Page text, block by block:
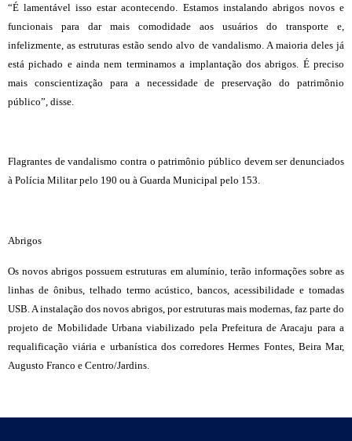
“É lamentável isso estar acontecendo. Estamos instalando abrigos novos e
funcionais para dar mais comodidade aos usuários do transporte e,
infelizmente, as estruturas estão sendo alvo de vandalismo. A maioria deles já
está pichado e ainda nem terminamos a implantação dos abrigos. É preciso
mais conscientização para a necessidade de preservação do patrimônio
público”, disse.
Flagrantes de vandalismo contra o patrimônio público devem ser denunciados
à Polícia Militar pelo 190 ou à Guarda Municipal pelo 153.
Abrigos
Os novos abrigos possuem estruturas em alumínio, terão informações sobre as
linhas de ônibus, telhado termo acústico, bancos, acessibilidade e tomadas
USB. A instalação dos novos abrigos, por estruturas mais modernas, faz parte do
projeto de Mobilidade Urbana viabilizado pela Prefeitura de Aracaju para a
requalificação viária e urbanística dos corredores Hermes Fontes, Beira Mar,
Augusto Franco e Centro/Jardins.